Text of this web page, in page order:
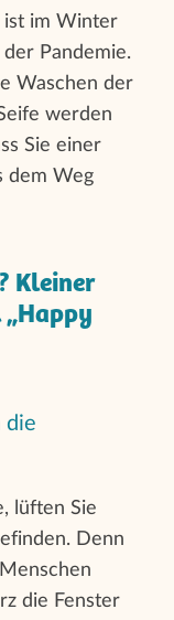
ist im Winter
Pandemie.
Waschen der
werden
Sie einer
dem Weg
Kleiner
die
lüften Sie
Denn
die Fenster